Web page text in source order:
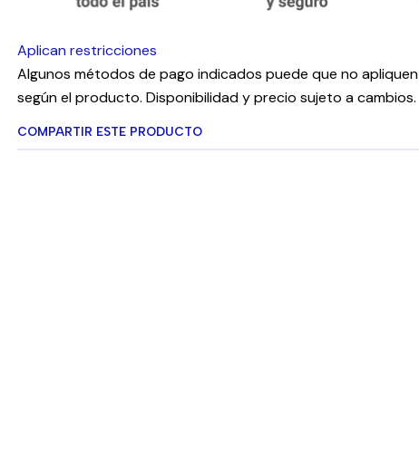
Aplican restricciones
Algunos métodos de pago indicados puede que no
según el producto. Disponibilidad y precio sujeto a cambios.
COMPARTIR ESTE PRODUCTO